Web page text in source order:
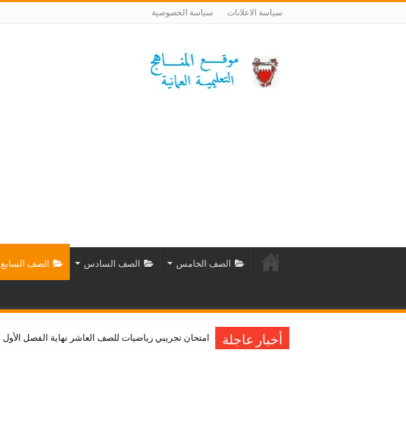
سياسة الاعلانات سياسة الخصوصية
الصف الخامس الصف السادس الصف السابع
أخبار عاجلة امتحان تجريبي رياضيات للصف العاشر نهاية الفصل الأول 2025-2026 محافظة جنوب الشرقية